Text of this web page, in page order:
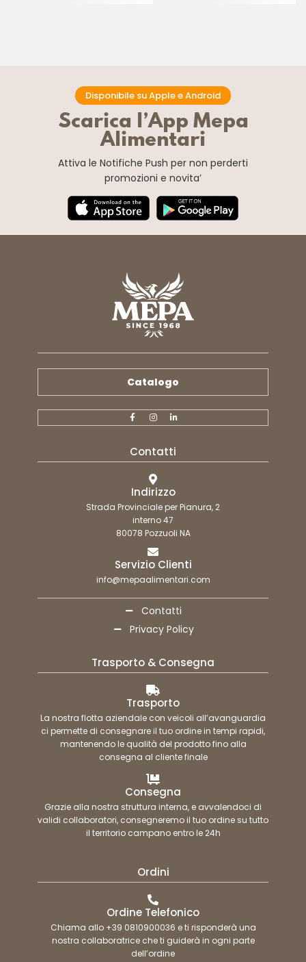
Disponibile su Apple e Android
Scarica l’App Mepa
Alimentari
Attiva le Notifiche Push per non perderti
promozioni e novita’
Catalogo
Contatti
Indirizzo
Strada Provinciale per Pianura, 2
interno 47
80078 Pozzuoli NA
Servizio Clienti
info@mepaalimentari.com
Contatti
Privacy Policy
Trasporto & Consegna
Trasporto
La nostra flotta aziendale con veicoli all’avanguardia
ci permette di consegnare il tuo ordine in tempi rapidi,
mantenendo le qualità del prodotto fino alla
consegna al cliente finale
Consegna
Grazie alla nostra struttura interna, e avvalendoci di
validi collaboratori, consegneremo il tuo ordine su tutto
il territorio campano entro le 24h
Ordini
Ordine Telefonico
Chiama allo +39 0810900036 e ti risponderà una
nostra collaboratrice che ti guiderà in ogni parte
dell’ordine